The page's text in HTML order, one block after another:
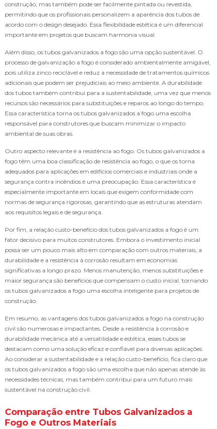
construção, mas também pode ser facilmente pintada ou revestida,
permitindo que os profissionais personalizem a aparência dos tubos de
acordo com o design desejado. Essa flexibilidade estética é um diferencial
importante em projetos que buscam harmonia visual.
Além disso, os tubos galvanizados a fogo são uma opção sustentável. O
processo de galvanização a fogo é considerado ambientalmente amigável,
pois utiliza zinco reciclável e reduz a necessidade de tratamentos químicos
adicionais que podem ser prejudiciais ao meio ambiente. A durabilidade
dos tubos também contribui para a sustentabilidade, uma vez que menos
recursos são necessários para substituições e reparos ao longo do tempo.
Essa característica torna os tubos galvanizados a fogo uma escolha
responsável para construtores que buscam minimizar o impacto
ambiental de suas obras.
Outro aspecto relevante é a resistência ao fogo. Os tubos galvanizados a
fogo têm uma boa classificação de resistência ao fogo, o que os torna
adequados para aplicações em edifícios comerciais e industriais onde a
segurança contra incêndios é uma preocupação. Essa característica é
especialmente importante em locais que exigem conformidade com
normas de segurança rigorosas, garantindo que as estruturas atendam
aos requisitos legais e de segurança.
Por fim, a relação custo-benefício dos tubos galvanizados a fogo é um
fator decisivo para muitos construtores. Embora o investimento inicial
possa ser um pouco mais alto em comparação com outros materiais, a
durabilidade e a resistência à corrosão resultam em economias
significativas a longo prazo. Menos manutenção, menos substituições e
maior segurança são benefícios que compensam o custo inicial, tornando
os tubos galvanizados a fogo uma escolha inteligente para projetos de
construção.
Em resumo, as vantagens dos tubos galvanizados a fogo na construção
civil são numerosas e impactantes. Desde a resistência à corrosão e
durabilidade mecânica até a versatilidade e estética, esses tubos se
destacam como uma solução eficaz e confiável para diversas aplicações.
Ao considerar a sustentabilidade e a relação custo-benefício, fica claro que
os tubos galvanizados a fogo são uma escolha que não apenas atende às
necessidades técnicas, mas também contribui para um futuro mais
sustentável na construção civil.
Comparação entre Tubos Galvanizados a
Fogo e Outros Materiais